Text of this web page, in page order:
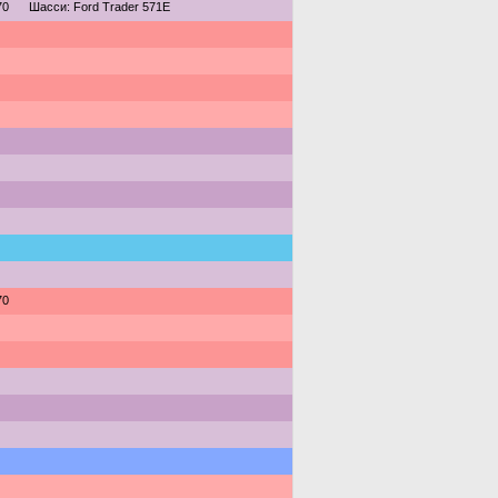
Шасси: Ford Trader 571E